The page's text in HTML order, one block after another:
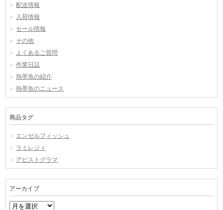
配送情報
入荷情報
セール情報
その他
よくあるご質問
作業日誌
熱帯魚の紹介
熱帯魚のニュース
商品タグ
エンゼルフィッシュ
ラミレジィ
アピストグラマ
アーカイブ
ア